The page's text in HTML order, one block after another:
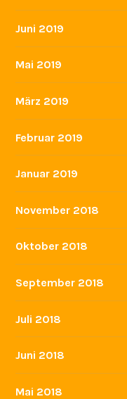
Juni 2019
Mai 2019
März 2019
Februar 2019
Januar 2019
November 2018
Oktober 2018
September 2018
Juli 2018
Juni 2018
Mai 2018